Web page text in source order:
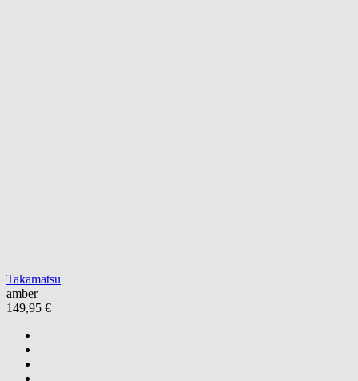
Takamatsu
amber
149,95 €